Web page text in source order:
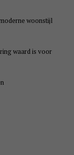
woonstijl
waard is voor